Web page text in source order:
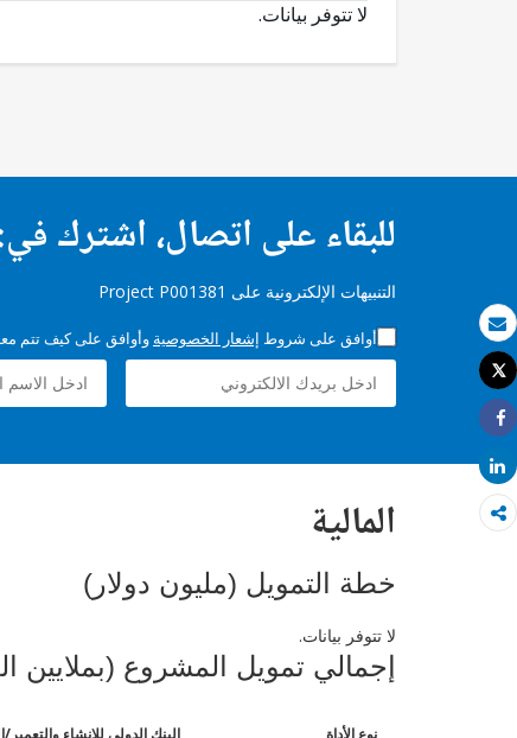
بريد الكتروني
طباعة
Tweet
Share
Share
لا تتوفر بيانات.
للبقاء على اتصال، اشترك
التنبيهات الإلكترونية على Project P001381
أوافق على شروط إشعار الخصوصية وأوافق على كيف تتم
المالية
خطة التمويل (مليون دولار)
لا تتوفر بيانات.
إجمالي تمويل المشروع (بملايين